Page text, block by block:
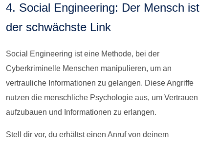
4. Social Engineering: Der Mensch ist
der schwächste Link
Social Engineering ist eine Methode, bei der
Cyberkriminelle Menschen manipulieren, um an
vertrauliche Informationen zu gelangen. Diese Angriffe
nutzen die menschliche Psychologie aus, um Vertrauen
aufzubauen und Informationen zu erlangen.
Stell dir vor, du erhältst einen Anruf von deinem